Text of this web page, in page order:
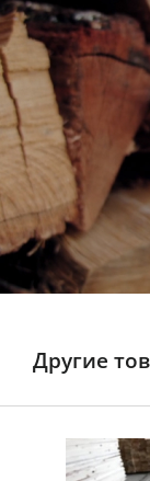
Другие